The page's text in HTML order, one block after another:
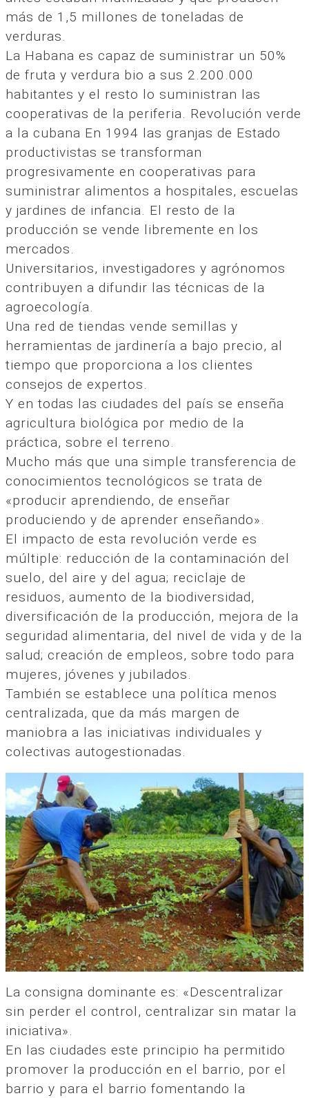
más de 1,5 millones de toneladas de
verduras.
La Habana es capaz de suministrar un 50%
de fruta y verdura bio a sus 2.200.000
habitantes y el resto lo suministran las
cooperativas de la periferia. Revolución verde
a la cubana En 1994 las granjas de Estado
productivistas se transforman
progresivamente en cooperativas para
suministrar alimentos a hospitales, escuelas
y jardines de infancia. El resto de la
producción se vende libremente en los
mercados.
Universitarios, investigadores y agrónomos
contribuyen a difundir las técnicas de la
agroecología.
Una red de tiendas vende semillas y
herramientas de jardinería a bajo precio, al
tiempo que proporciona a los clientes
consejos de expertos.
Y en todas las ciudades del país se enseña
agricultura biológica por medio de la
práctica, sobre el terreno.
Mucho más que una simple transferencia de
conocimientos tecnológicos se trata de
«producir aprendiendo, de enseñar
produciendo y de aprender enseñando».
El impacto de esta revolución verde es
múltiple: reducción de la contaminación del
suelo, del aire y del agua; reciclaje de
residuos, aumento de la biodiversidad,
diversificación de la producción, mejora de la
seguridad alimentaria, del nivel de vida y de la
salud; creación de empleos, sobre todo para
mujeres, jóvenes y jubilados.
También se establece una política menos
centralizada, que da más margen de
maniobra a las iniciativas individuales y
colectivas autogestionadas.
La consigna dominante es: «Descentralizar
sin perder el control, centralizar sin matar la
iniciativa».
En las ciudades este principio ha permitido
promover la producción en el barrio, por el
barrio y para el barrio fomentando la